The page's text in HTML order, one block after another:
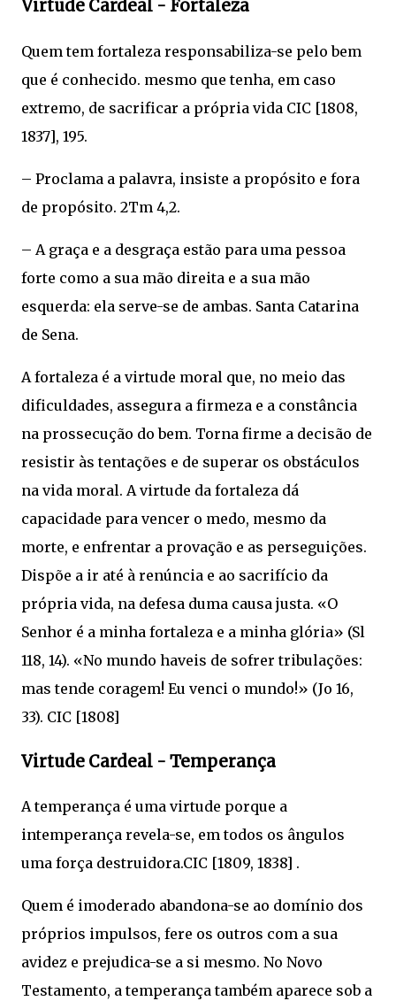
Virtude Cardeal - Fortaleza
Quem tem fortaleza responsabiliza-se pelo bem
que é conhecido. mesmo que tenha, em caso
extremo, de sacrificar a própria vida CIC [1808,
1837], 195.
– Proclama a palavra, insiste a propósito e fora
de propósito. 2Tm 4,2.
– A graça e a desgraça estão para uma pessoa
forte como a sua mão direita e a sua mão
esquerda: ela serve-se de ambas. Santa Catarina
de Sena.
A fortaleza é a virtude moral que, no meio das
dificuldades, assegura a firmeza e a constância
na prossecução do bem. Torna firme a decisão de
resistir às tentações e de superar os obstáculos
na vida moral. A virtude da fortaleza dá
capacidade para vencer o medo, mesmo da
morte, e enfrentar a provação e as perseguições.
Dispõe a ir até à renúncia e ao sacrifício da
própria vida, na defesa duma causa justa. «O
Senhor é a minha fortaleza e a minha glória» (Sl
118, 14). «No mundo haveis de sofrer tribulações:
mas tende coragem! Eu venci o mundo!» (Jo 16,
33). CIC [1808]
Virtude Cardeal - Temperança
A temperança é uma virtude porque a
intemperança revela-se, em todos os ângulos
uma força destruidora.CIC [1809, 1838] .
Quem é imoderado abandona-se ao domínio dos
próprios impulsos, fere os outros com a sua
avidez e prejudica-se a si mesmo. No Novo
Testamento, a temperança também aparece sob a